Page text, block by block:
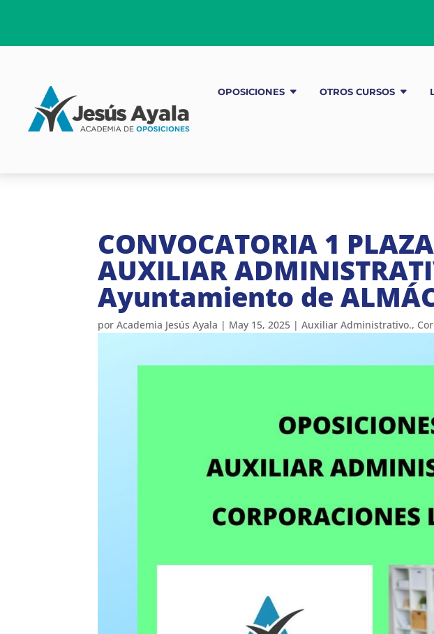
OPOSICIONES OTROS CURSOS
CONVOCATORIA 1
AUXILIAR
Ayuntamiento de
por Academia Jesús Ayala | May 15, 2025| Auxiliar Administrativo.,